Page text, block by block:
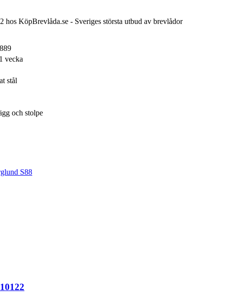
hos KöpBrevlåda.se - Sveriges största utbud av brevlådor
vecka
stål
och stolpe
S88